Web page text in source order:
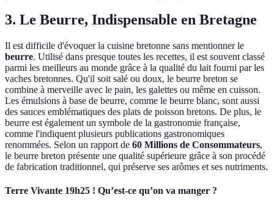
3. Le Beurre, Indispensable en Bretagne
Il est difficile d'évoquer la cuisine bretonne sans mentionner le
beurre. Utilisé dans presque toutes les recettes, il est souvent classé
parmi les meilleurs au monde grâce à la qualité du lait fourni par les
vaches bretonnes. Qu'il soit salé ou doux, le beurre breton se
combine à merveille avec le pain, les galettes ou même en cuisson.
Les émulsions à base de beurre, comme le beurre blanc, sont aussi
des sauces emblématiques des plats de poisson bretons. De plus, le
beurre est également un symbole de la gastronomie française,
comme l'indiquent plusieurs publications gastronomiques
renommées. Selon un rapport de 60 Millions de Consommateurs,
le beurre breton présente une qualité supérieure grâce à son procédé
de fabrication traditionnel, qui préserve ses arômes et ses nutriments.
Terre Vivante 19h25 ! Qu’est-ce qu’on va manger ?